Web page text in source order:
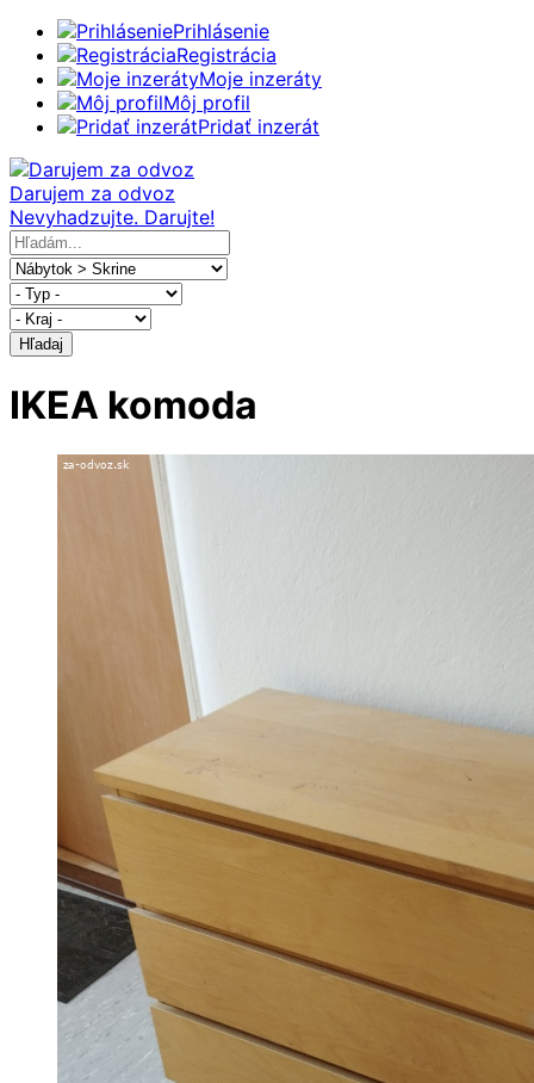
Prihlásenie
Registrácia
Moje inzeráty
Môj profil
Pridať inzerát
Darujem za odvoz
Nevyhadzujte. Darujte!
Hľadaj
IKEA komoda